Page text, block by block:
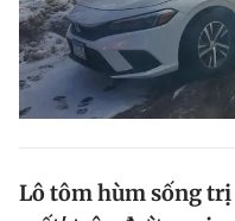
Lô tôm hùm sống